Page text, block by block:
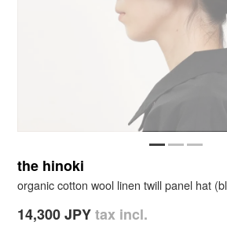
the hinoki
organic cotton wool linen twill panel hat
14,300 JPYtax incl.